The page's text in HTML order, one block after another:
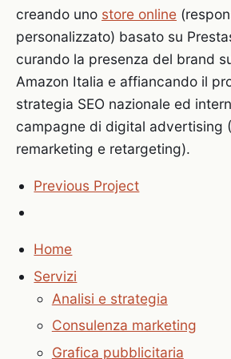
creando uno store online
personalizzato) basato su
curando la presenza del brand
Amazon Italia e affiancando il
strategia SEO nazionale ed
campagne di digital advertising
remarketing e retargeting).
Previous Project
Home
Servizi
Analisi e strategia
Consulenza marketing
Grafica pubblicitaria